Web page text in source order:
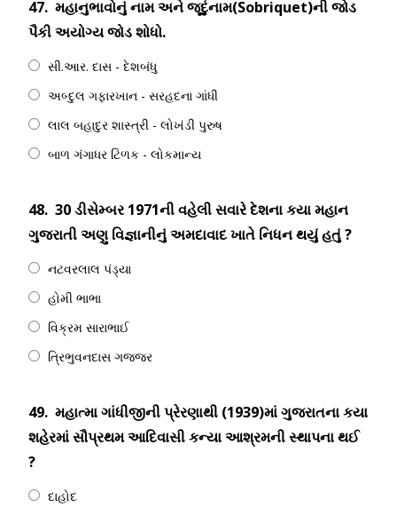
47. મહાનુભાવોનું નામ અને જૂદુંનામ(Sobriquet)ની જોડ
પૈકી અયોગ્ય જોડ શોધો.
સી.આર. દાસ - દેશબંધુ
અબ્દુલ ગફારખાન - સરહદના ગાંધી
લાલ બહાદુર શાસ્ત્રી - લોખંડી પુરુષ
બાળ ગંગાધર ટિળક - લોકમાન્ય
48. 30 ડીસેમ્બર 1971ની વહેલી સવારે દેશના કયા મહાન
ગુજરાતી અણુ વિજ્ઞાનીનું અમદાવાદ ખાતે નિધન થયું હતું ?
નટવરલાલ પંડ્યા
હોમી ભાભા
વિક્રમ સારાભાઈ
ત્રિભુવનદાસ ગજ્જર
49. મહાત્મા ગાંધીજીની પ્રેરણાથી (1939)માં ગુજરાતના કયા
શહેરમાં સૌપ્રથમ આદિવાસી કન્યા આશ્રમની સ્થાપના થઈ
?
દાહોદ